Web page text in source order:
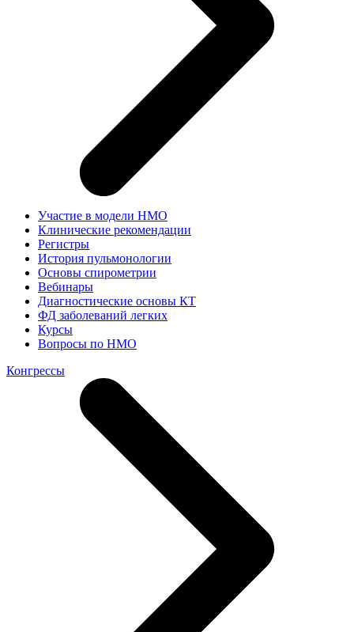
Участие в модели НМО
Клинические рекомендации
Регистры
История пульмонологии
Основы спирометрии
Вебинары
Диагностические основы КТ
ФД заболеваний легких
Курсы
Вопросы по НМО
Конгрессы